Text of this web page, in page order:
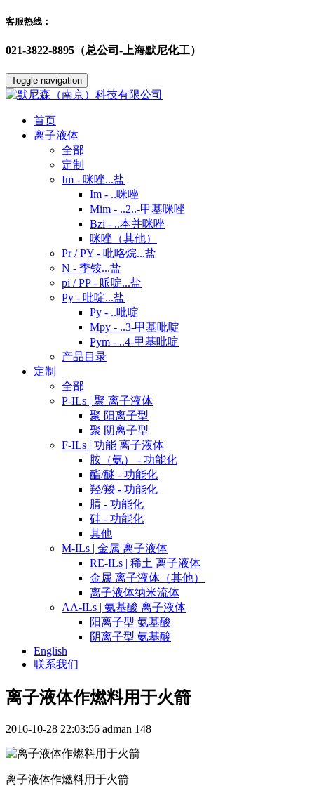
客服热线：
021-3822-8895（总公司-上海默尼化工）
Toggle navigation
首页
离子液体
全部
定制
Im - 咪唑...盐
Im - ..咪唑
Mim - ..2..-甲基咪唑
Bzi - ..本并咪唑
咪唑（其他）
Pr / PY - 吡咯烷...盐
N - 季铵...盐
pi / PP - 哌啶...盐
Py - 吡啶...盐
Py - ..吡啶
Mpy - ..3-甲基吡啶
Pym - ..4-甲基吡啶
产品目录
定制
全部
P-ILs | 聚 离子液体
聚 阳离子型
聚 阴离子型
F-ILs | 功能 离子液体
胺（氨） - 功能化
酯/醚 - 功能化
羟/羧 - 功能化
腈 - 功能化
硅 - 功能化
其他
M-ILs | 金属 离子液体
RE-ILs | 稀土 离子液体
金属 离子液体（其他）
离子液体纳米流体
AA-ILs | 氨基酸 离子液体
阳离子型 氨基酸
阴离子型 氨基酸
English
联系我们
离子液体作燃料用于火箭
2016-10-28 22:03:56 adman 148
离子液体作燃料用于火箭